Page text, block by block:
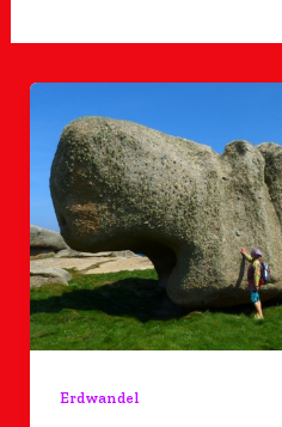
Erdwandel